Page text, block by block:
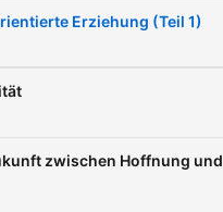
Erziehung (Teil 1)
zwischen Hoffnung und